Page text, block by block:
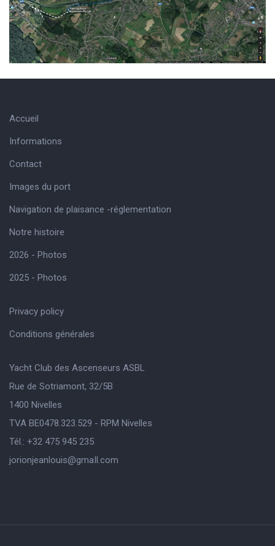
Accueil
Informations
Contact
Images du port
Navigation de plaisance -réglementation
Notre histoire
2026 - Photos
2025 - Photos
Privacy policy
Conditions générales
Yacht Club des Ascenseurs ASBL
Rue de Sotriamont, 32/5B
1400 Nivelles
TVA BE0478.323.529 - RPM Nivelles
Tél.: +32 475 945 235
jorionjeanlouis@gmaIl.com